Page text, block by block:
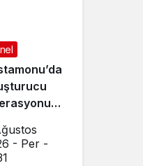
- Per -